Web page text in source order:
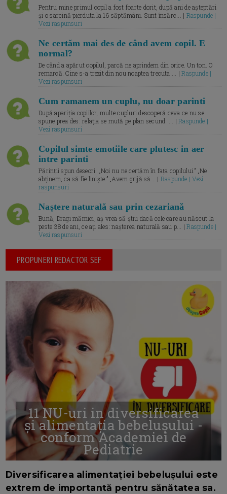
Pentru mine primul copil a fost foarte dorit, după ani de așteptări
și o sarcină pierduta la 16 săptămâni. Sunt însărc... | Raspunde |
Vezi raspunsuri
Ne certăm mai des de când avem copil. E
normal?
De când a apărut copilul, parcă ne aprindem din orice. Un ton. O
remarcă. Cine s-a trezit din nou noaptea trecuta.... |Raspunde |
Vezi raspunsuri
Cum ramanem un cuplu, nu doar parinti
După apariția copiilor, multe cupluri descoperă ceva ce nu se
spune prea des: relația se mută pe plan secund. ... |Raspunde |
Vezi raspunsuri
Copilul simte emotiile care plutesc in aer
intre parinti
Părinții spun deseori: „Noi nu ne certăm în fața copilului.” „Ne
abținem, ca să fie liniște.” „Avem grijă să... | Raspunde | Vezi
raspunsuri
Naștere naturală sau prin cezariană
Bună, Dragi mămici, aș vrea să știu dacă cele care au născut la
peste 38 de ani, ce ați ales: nașterea naturală sau p... |Raspunde |
Vezi raspunsuri
PROPUNERI REDACTOR SEF
11 NU-uri in diversificarea
și alimentația bebelușului -
conform Academiei de
Pediatrie
Diversificarea alimentației bebelușului este
extrem de importantă pentru sănătatea sa.